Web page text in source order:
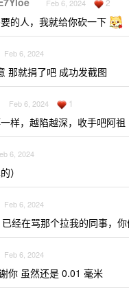
Feb 6, 2024 2
的人，我就给你砍一下
Feb 6, 2024
那就捐了吧 成功发截图
Feb 6, 2024 1
样，越陷越深，收手吧阿祖
6, 2024
）
Feb 6, 2024
已经在骂那个拉我的同事，
Feb 6, 2024
你 虽然还是 0.01 毫米